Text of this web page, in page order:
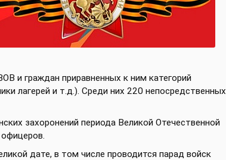
и граждан приравненных к ним категорий
лагерей и т.д.). Среди них 220 непосредственных
захоронений периода Великой Отечественной
дате, в том числе проводится парад войск